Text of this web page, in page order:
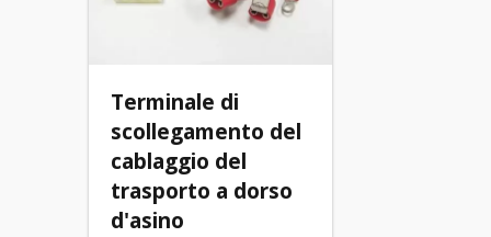
Terminale di
scollegamento del
cablaggio del
trasporto a dorso
d'asino